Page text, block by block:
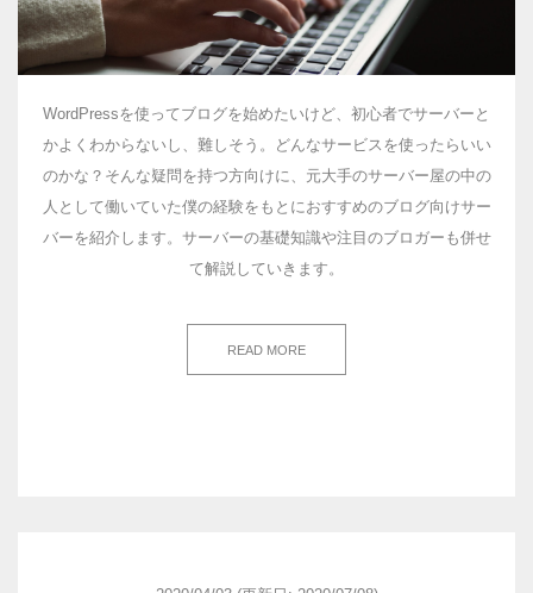
WordPressを使ってブログを始めたいけど、初心者でサーバーと
かよくわからないし、難しそう。どんなサービスを使ったらいい
のかな？そんな疑問を持つ方向けに、元大手のサーバー屋の中の
人として働いていた僕の経験をもとにおすすめのブログ向けサー
バーを紹介します。サーバーの基礎知識や注目のブロガーも併せ
て解説していきます。
READ MORE